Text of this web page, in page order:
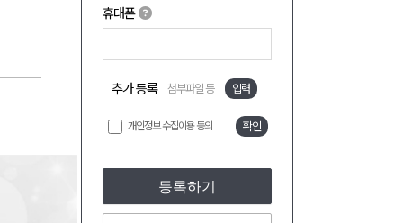
휴대폰
추가 등록 첨부파일 등 입력
개인정보 수집이용 동의 확인
등록하기